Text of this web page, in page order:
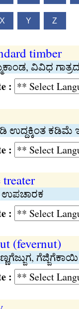
X Y Z
timber
ವಿವಿಧ
:
ಉದ್ದಕ್ಕಿಂತ ಕಡಿಮೆ
:
ಉಪಚಾರಕ
:
(fevernut)
ಗೆಜ್ಜಿಗೆಕಾಯಿ
: